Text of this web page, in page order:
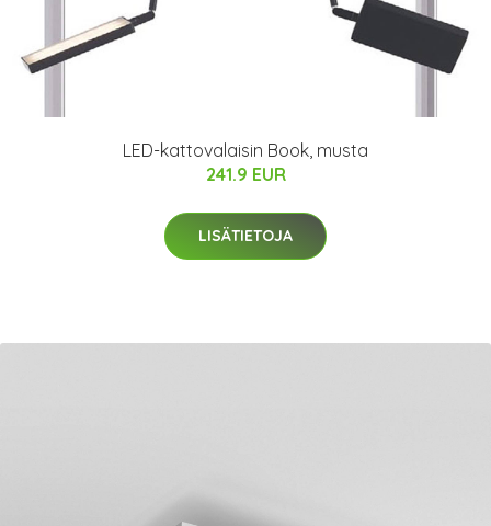
LED-kattovalaisin Book, musta
241.9 EUR
LISÄTIETOJA